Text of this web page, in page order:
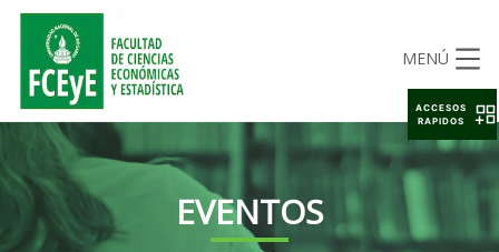
MENÚ
EVENTOS
ACCESOS
RAPIDOS